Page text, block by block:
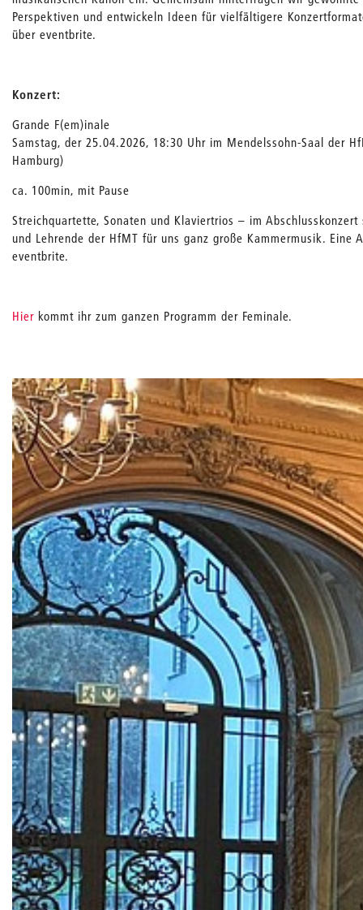
Perspektiven und entwickeln Ideen für vielfältigere
über eventbrite.
Konzert:
Grande F(em)inale
Samstag, der 25.04.2026, 18:30 Uhr im Mendelssohn-Saal der
Hamburg)
ca. 100min, mit Pause
Streichquartette, Sonaten und Klaviertrios – im
und Lehrende der HfMT für uns ganz große Kammermusik.
eventbrite.
Hier kommt ihr zum ganzen Programm der Feminale.